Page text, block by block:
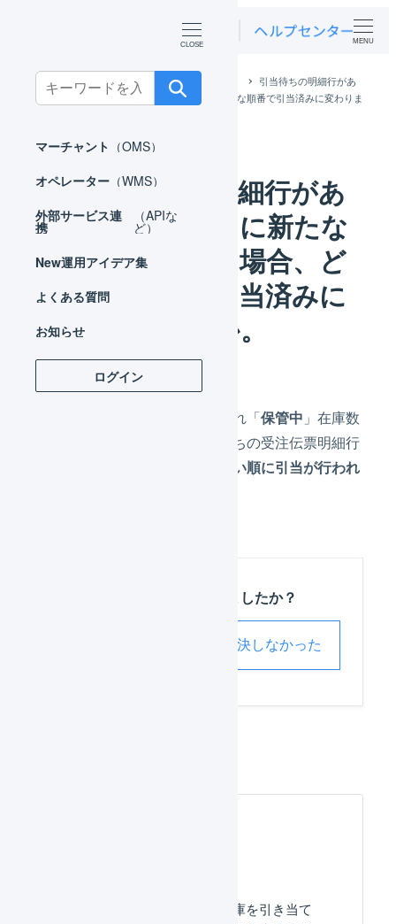
Search
for:
マーチャント （OMS）
オペレーター （WMS）
外部サービス連
携
（APIな
ど）
New運用アイデア集
よくある質問
お知らせ
ログイン
MENU
ホーム よくある質問 マーチャント
引当待ちの明細行があ
る商品マスタに新たな入庫があった場合、どんな順番で引当済みに変わりま
引当待ちの明細行があ
る商品マスタに新たな
入庫があった場合、ど
んな順番で引当済みに
変わりますか。
」され「保管中 」在庫数
が増加したとき、引当待ちの受注伝票明細行
受注日時が古い順に引当が行われ
この記事は役に立ちましたか？
解決しなかった
特定の受注に対して在庫を引き当て